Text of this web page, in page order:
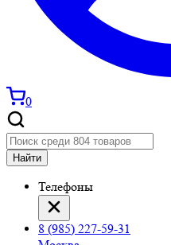
0
Найти
Телефоны
8 (985) 227-59-31